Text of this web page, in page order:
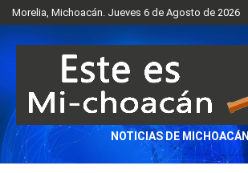
Morelia, Michoacán. Jueves 6 de Agosto de 2026
NOTICIAS DE MICHOACÁN